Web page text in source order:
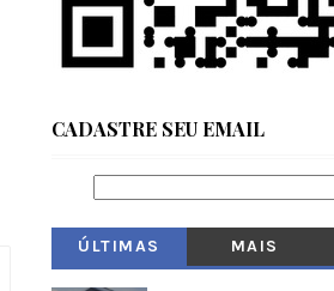
CADASTRE SEU EMAIL
ÚLTIMAS
MAIS